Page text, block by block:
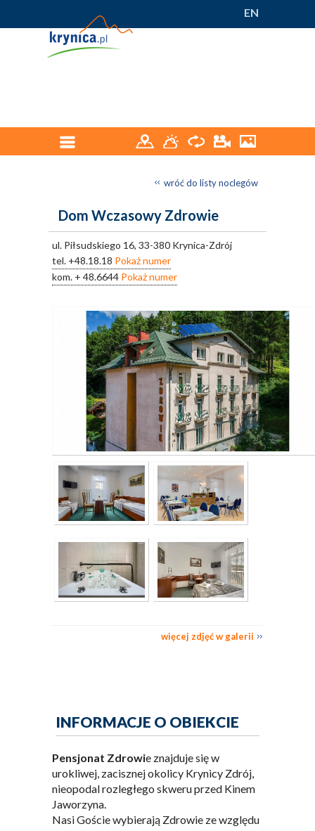
EN
wróć do listy noclegów
Dom Wczasowy Zdrowie
ul. Piłsudskiego 16, 33-380 Krynica-Zdrój
tel. +48.18.18 Pokaż numer
kom. + 48.6644 Pokaż numer
więcej zdjęć w galerii
INFORMACJE O OBIEKCIE
Pensjonat Zdrowie znajduje się w
urokliwej, zacisznej okolicy Krynicy Zdrój,
nieopodal rozległego skweru przed Kinem
Jaworzyna.
Nasi Goście wybierają Zdrowie ze względu